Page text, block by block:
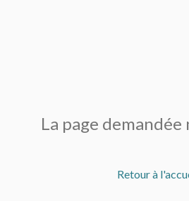
La page demandée
Retour à